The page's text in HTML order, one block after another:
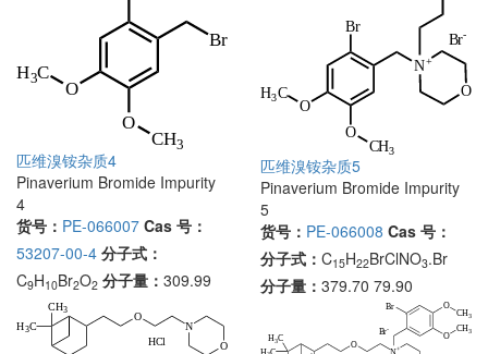
匹维溴铵杂质4
Pinaverium Bromide Impurity
4
货号： PE-066007 Cas 号：
53207-00-4 分子式：
C9H10Br2O2 分子量： 309.99
匹维溴铵杂质5
Pinaverium Bromide Impurity
5
货号： PE-066008 Cas 号：
分子式： C15H22BrClNO3.Br
分子量： 379.70 79.90